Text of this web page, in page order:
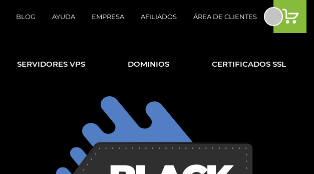
BLOG AYUDA EMPRESA AFILIADOS ÁREA DE CLIENTES
SERVIDORES VPS DOMINIOS CERTIFICADOS SSL